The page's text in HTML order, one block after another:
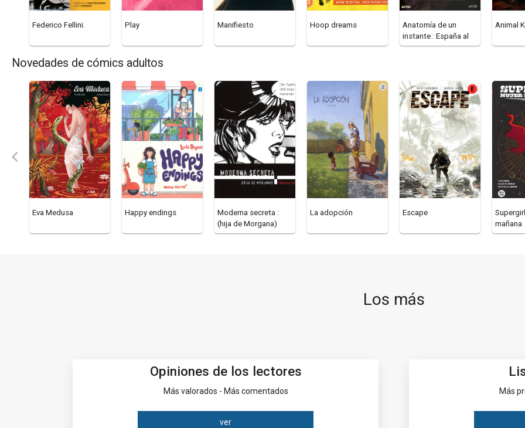
Federico Fellini. Play Manifiesto Hoop dreams
Anatomía de un
instante : España al
borde del abismo
Animal
Novedades de cómics adultos
Eva Medusa Happy endings
Moderna secreta :
(hija de Morgana)
La adopción Escape
mañana
Los más
Opiniones de los lectores
Más valorados - Más comentados
ver
Más